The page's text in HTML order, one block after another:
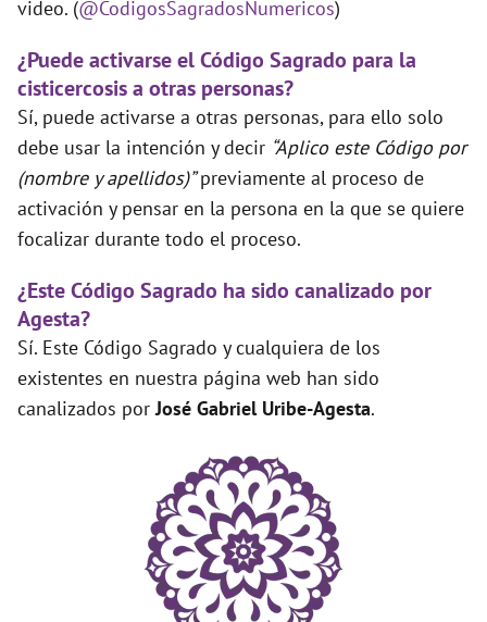
video. (@CodigosSagradosNumericos)
¿Puede activarse el Código Sagrado para la
cisticercosis a otras personas?
Sí, puede activarse a otras personas, para ello solo
debe usar la intención y decir “Aplico este Código por
(nombre y apellidos)”previamente al proceso de
activación y pensar en la persona en la que se quiere
focalizar durante todo el proceso.
¿Este Código Sagrado ha sido canalizado por
Agesta?
Sí. Este Código Sagrado y cualquiera de los
existentes en nuestra página web han sido
canalizados porJosé Gabriel Uribe-Agesta.